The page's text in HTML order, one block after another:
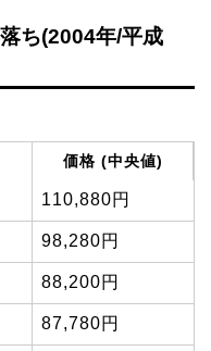
ち(2004年/平成
価格 (中央値)
110,880円
98,280円
88,200円
87,780円